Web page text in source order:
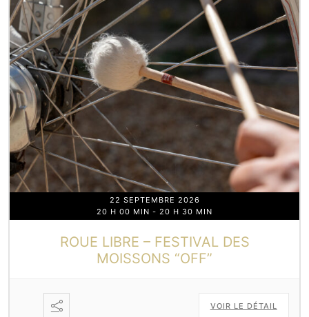
22 SEPTEMBRE 2026
20 H 00 MIN - 20 H 30 MIN
ROUE LIBRE – FESTIVAL DES
MOISSONS “OFF”
VOIR LE DÉTAIL